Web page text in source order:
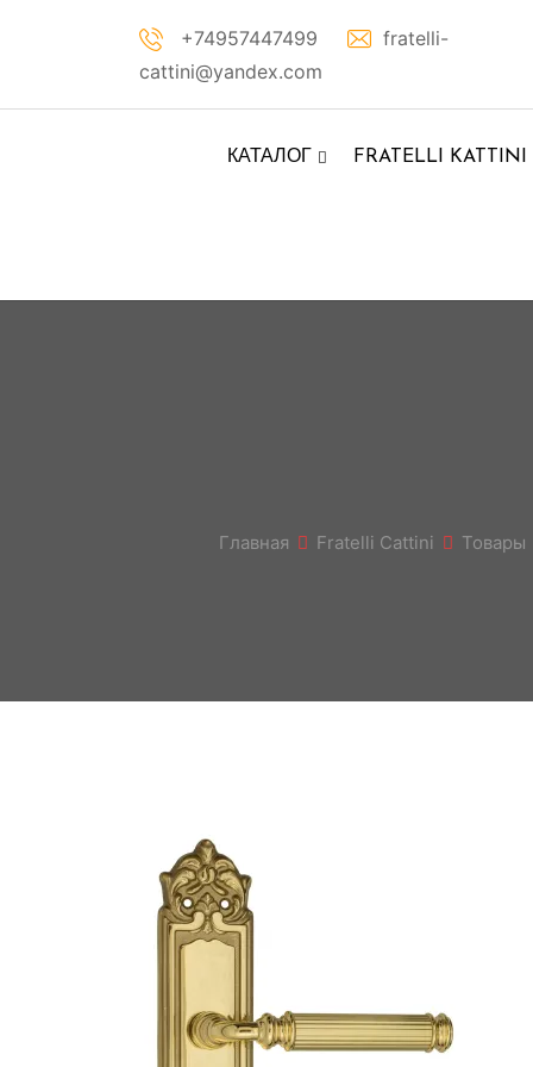
+74957447499
fratelli-
cattini@yandex.com
КАТАЛОГ FRATELLI KATTINI
Главная Fratelli Cattini Товары